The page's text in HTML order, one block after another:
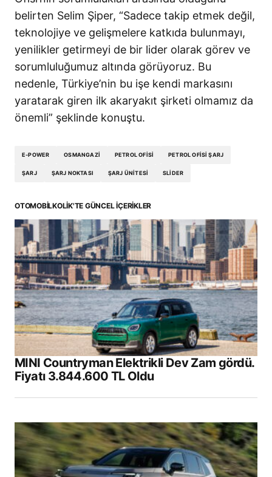
belirten Selim Şiper, “Sadece takip etmek değil,
teknolojiye ve gelişmelere katkıda bulunmayı,
yenilikler getirmeyi de bir lider olarak görev ve
sorumluluğumuz altında görüyoruz. Bu
nedenle, Türkiye’nin bu işe kendi markasını
yaratarak giren ilk akaryakıt şirketi olmamız da
önemli” şeklinde konuştu.
E-POWER OSMANGAZI PETROL OFISI PETROL OFISI ŞARJ
ŞARJ ŞARJ NOKTASI ŞARJ ÜNITESI SLIDER
OTOMOBILKOLIK'TE GÜNCEL İÇERIKLER
MINI Countryman Elektrikli Dev Zam gördü.
Fiyatı 3.844.600 TL Oldu